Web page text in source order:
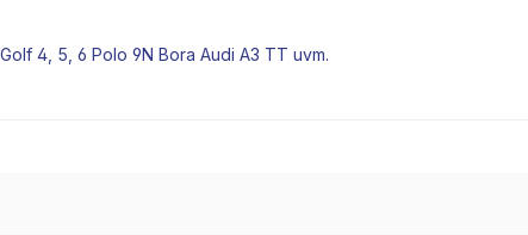
4, 5, 6 Polo 9N Bora Audi A3 TT uvm.